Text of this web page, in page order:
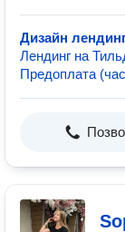
Дизайн
Лендинг на
Предоплата